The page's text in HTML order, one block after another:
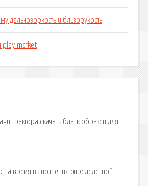
дальнозоркость и близорукость
play market
трактора скачать бланк образец для.
на время выполнения определенной